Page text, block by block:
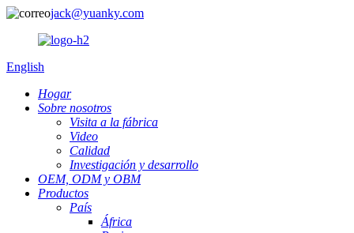
jack@yuanky.com
English
Hogar
Sobre nosotros
Visita a la fábrica
Video
Calidad
Investigación y desarrollo
OEM, ODM y OBM
Productos
País
África